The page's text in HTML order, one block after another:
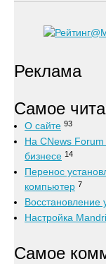
Реклама
Самое
О сайте 93
На CNews Forum
бизнесе 14
Перенос
компьютер 7
Настройка
Самое